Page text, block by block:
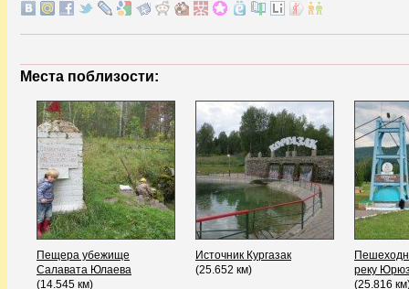
Места поблизости:
Пещера убежище
Салавата Юлаева
(14.545 км)
Источник Кургазак
(25.652 км)
реку
(25.816